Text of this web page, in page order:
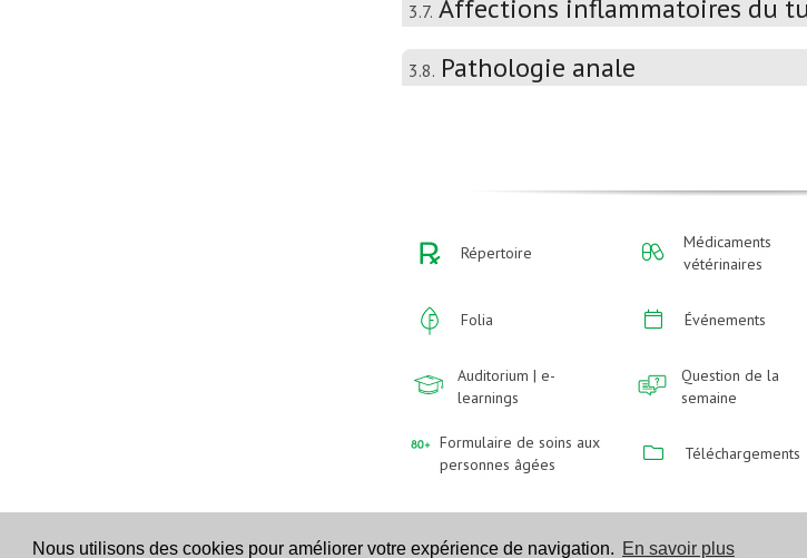
Nous utilisons des cookies pour améliorer votre expérience de navigation. En savoir plus
3.7. Affections inflammatoires du
3.8. Pathologie anale
Répertoire
Folia
Auditorium | e-
learnings
Formulaire de soins aux
personnes âgées
Médicaments
vétérinaires
Événements
Question de la
semaine
Téléchargements